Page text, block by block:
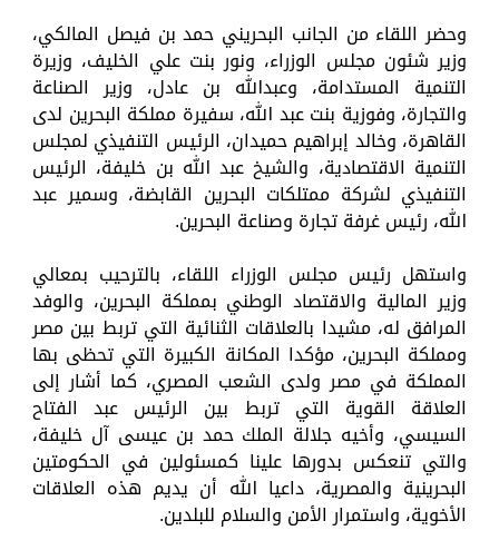
وحضر اللقاء من الجانب البحريني حمد بن فيصل المالكي،
وزير شئون مجلس الوزراء، ونور بنت علي الخليف، وزيرة
التنمية المستدامة، وعبدالله بن عادل، وزير الصناعة
والتجارة، وفوزية بنت عبد الله، سفيرة مملكة البحرين لدى
القاهرة، وخالد إبراهيم حميدان، الرئيس التنفيذي لمجلس
التنمية الاقتصادية، والشيخ عبد الله بن خليفة، الرئيس
التنفيذي لشركة ممتلكات البحرين القابضة، وسمير عبد
الله، رئيس غرفة تجارة وصناعة البحرين.
واستهل رئيس مجلس الوزراء اللقاء، بالترحيب بمعالي
وزير المالية والاقتصاد الوطني بمملكة البحرين، والوفد
المرافق له، مشيدا بالعلاقات الثنائية التي تربط بين مصر
ومملكة البحرين، مؤكدا المكانة الكبيرة التي تحظى بها
المملكة في مصر ولدى الشعب المصري، كما أشار إلى
العلاقة القوية التي تربط بين الرئيس عبد الفتاح
السيسي، وأخيه جلالة الملك حمد بن عيسى آل خليفة،
والتي تنعكس بدورها علينا كمسئولين في الحكومتين
البحرينية والمصرية، داعيا الله أن يديم هذه العلاقات
الأخوية، واستمرار الأمن والسلام للبلدين.